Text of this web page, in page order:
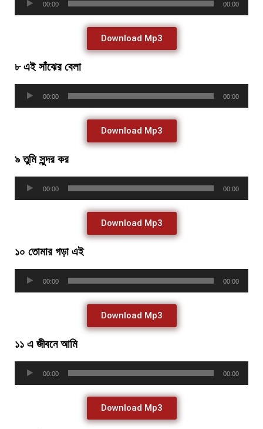
00:00 00:00
Download Mp3
৮ এই সাঁঝের বেলা
00:00 00:00
Download Mp3
৯ তুমি সুন্দর কর
00:00 00:00
Download Mp3
১০ তোমার গড়া এই
00:00 00:00
Download Mp3
১১ এ জীবনে আমি
00:00 00:00
Download Mp3